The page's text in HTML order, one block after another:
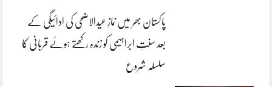
پاکستان بھر میں نمازِ عیدالاضحی کی ادائیگی کے
بعد سنتِ ابراہیمی کو زندہ رکھتے ہوئے قربانی کا
سلسلہ شروع